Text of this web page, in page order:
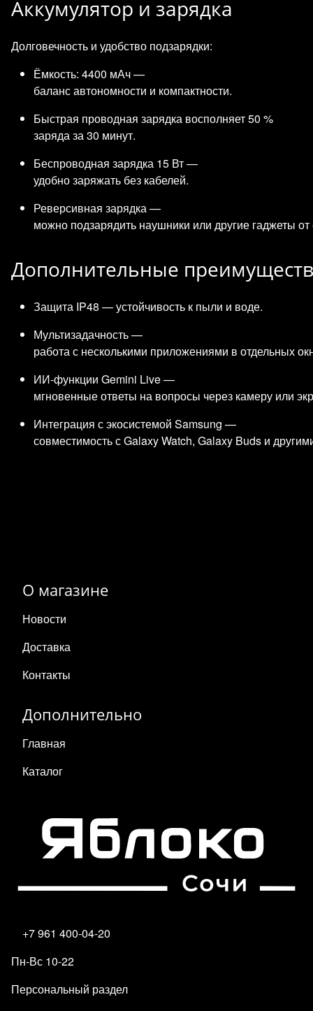
Аккумулятор и зарядка
Долговечность и удобство подзарядки:
Ёмкость: 4400 мАч —
баланс автономности и компактности.
Быстрая проводная зарядка восполняет 50 %
заряда за 30 минут.
Беспроводная зарядка 15 Вт —
удобно заряжать без кабелей.
Реверсивная зарядка —
можно подзарядить наушники или другие гаджеты
Дополнительные
Защита IP48 — устойчивость к пыли и воде.
Мультизадачность —
работа с несколькими приложениями в отдельных
ИИ‑функции Gemini Live —
мгновенные ответы на вопросы через камеру или
Интеграция с экосистемой Samsung —
совместимость с Galaxy Watch, Galaxy Buds и
О магазине
Новости
Доставка
Контакты
Дополнительно
Главная
Каталог
+7 961 400-04-20
Пн-Вс 10-22
Персональный раздел